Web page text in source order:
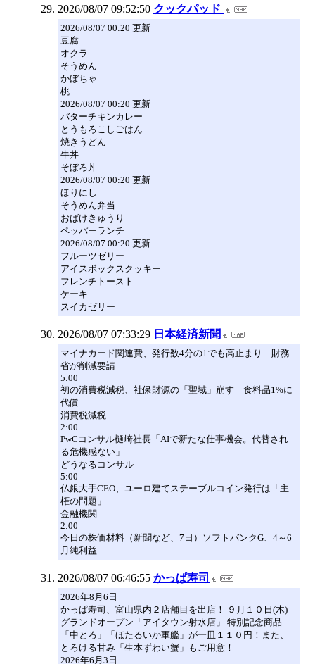
2026/08/07 09:52:50 クックパッド
2026/08/07 00:20 更新
豆腐
オクラ
そうめん
かぼちゃ
桃
2026/08/07 00:20 更新
バターチキンカレー
とうもろこしごはん
焼きうどん
牛丼
そぼろ丼
2026/08/07 00:20 更新
ほりにし
そうめん弁当
おばけきゅうり
ペッパーランチ
2026/08/07 00:20 更新
フルーツゼリー
アイスボックスクッキー
フレンチトースト
ケーキ
スイカゼリー
2026/08/07 07:33:29 日本経済新聞
マイナカード関連費、発行数4分の1でも高止まり 財務
省が削減要請
5:00
初の消費税減税、社保財源の「聖域」崩す 食料品1%に
代償
消費税減税
2:00
PwCコンサル樋崎社長「AIで新たな仕事機会。代替され
る危機感ない」
どうなるコンサル
5:00
仏銀大手CEO、ユーロ建てステーブルコイン発行は「主
権の問題」
金融機関
2:00
今日の株価材料（新聞など、7日）ソフトバンクG、4～6
月純利益
2026/08/07 06:46:55 かっぱ寿司
2026年8月6日
かっぱ寿司、富山県内２店舗目を出店！ ９月１０日(木)
グランドオープン「アイタウン射水店」 特別記念商品
「中とろ」「ほたるいか軍艦」が一皿１１０円！また、
とろける甘み「生本ずわい蟹」もご用意！
2026年6月3日